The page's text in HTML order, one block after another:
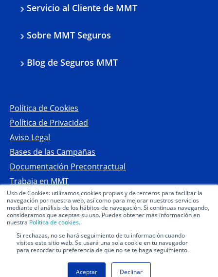
Uso de Cookies: utilizamos cookies propias y de terceros para facilitar la
navegación por nuestra web, así como para mejorar nuestros servicios
mediante el análisis de los hábitos de navegación. Si continuas navegando,
consideramos que aceptas su uso. Puedes obtener más información en
nuestra Política de cookies.
Si rechazas, no se hará seguimiento de tu información cuando
visites este sitio web. Se usará una sola cookie en tu navegador
para recordar tu preferencia de que no se te haga seguimiento.
Aceptar Declinar
Servicio al Cliente de MMT
Sobre MMT Seguros
Blog de Seguros MMT
Política de Cookies
Política de Privacidad
Aviso Legal
Bases de las Campañas
Documentación Precontractual
Trabaja en MMT
Preguntas frecuentes seguros
Declaración de Accesibilidad
Copyright 2026 Mutua MMT Seguros